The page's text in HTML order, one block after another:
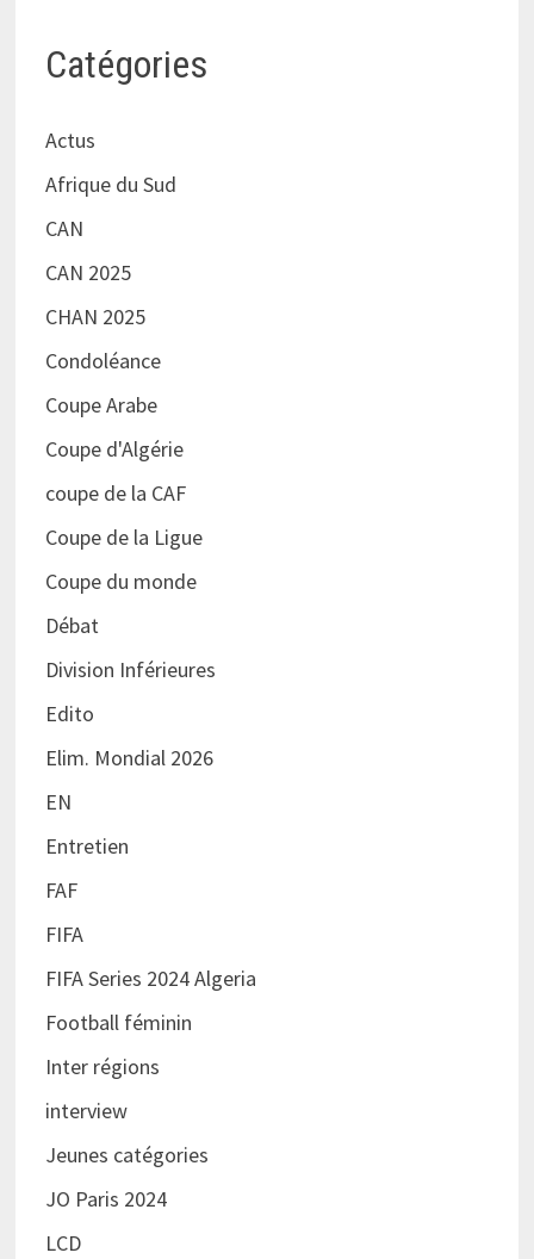
Catégories
Actus
Afrique du Sud
CAN
CAN 2025
CHAN 2025
Condoléance
Coupe Arabe
Coupe d'Algérie
coupe de la CAF
Coupe de la Ligue
Coupe du monde
Débat
Division Inférieures
Edito
Elim. Mondial 2026
EN
Entretien
FAF
FIFA
FIFA Series 2024 Algeria
Football féminin
Inter régions
interview
Jeunes catégories
JO Paris 2024
LCD